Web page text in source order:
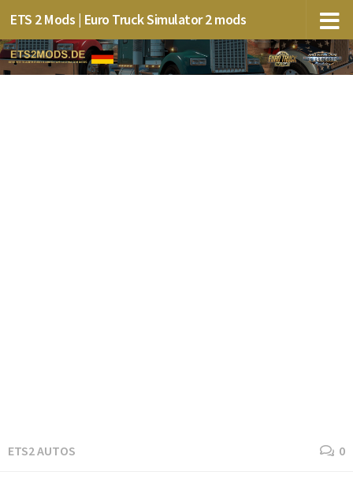
ETS 2 Mods | Euro Truck Simulator 2 mods
ETS2 AUTOS 0